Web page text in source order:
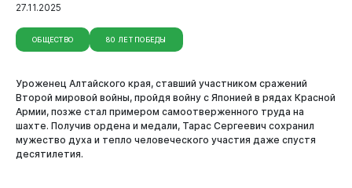
27.11.2025
ОБЩЕСТВО 80 ЛЕТ ПОБЕДЫ
Уроженец Алтайского края, ставший участником сражений
Второй мировой войны, пройдя войну с Японией в рядах Красной
Армии, позже стал примером самоотверженного труда на
шахте. Получив ордена и медали, Тарас Сергеевич сохранил
мужество духа и тепло человеческого участия даже спустя
десятилетия.